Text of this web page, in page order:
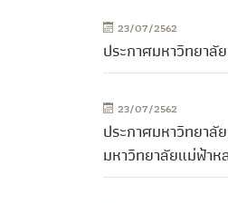
23/07/2562
ประกาศมหาวิทยาลั
23/07/2562
ประกาศมหาวิทยาลั
มหาวิทยาลัยแม่ฟ้า